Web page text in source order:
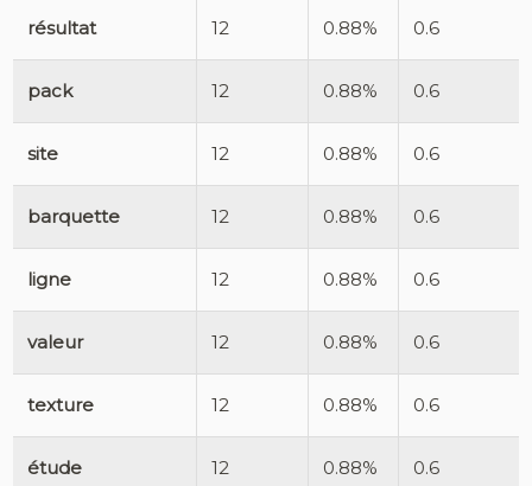
résultat 12 0.88% 0.6
pack 12 0.88% 0.6
site 12 0.88% 0.6
barquette 12 0.88% 0.6
ligne 12 0.88% 0.6
valeur 12 0.88% 0.6
texture 12 0.88% 0.6
étude 12 0.88% 0.6